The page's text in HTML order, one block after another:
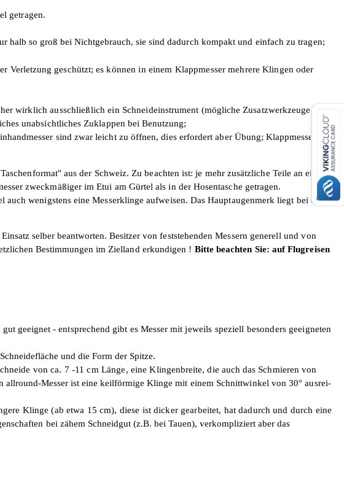
getragen.
halb so groß bei Nichtgebrauch, sie sind da­durch kompakt und einfach zu tragen;
Verletzung geschützt;es können in einem Klappmesser mehrereKlingen oder
wirklich ausschließlich ein Schneide­instrument (mögliche Zusatzwerkzeuge
unabsichtliches Zuklappen beiBenutzung;
sind zwar leicht zu öffnen, dies erfordert aber Übung;Klappmesser sind
aus der Schweiz. Zu beachten ist: je mehr zusätzliche Teile an einem
zweckmäßiger im Etui am Gürtel als in der Hosentasche getragen.
auch wenigstens eine Messerklinge aufweisen. Das Hauptaugenmerk liegt bei diesen
Einsatz selber beantworten. Besitzer von feststehenden Messern gene­rell und von
Bestimmungen im Ziel­land erkun­digen ! Bitte beachten Sie: auf Flugreisen
gut geeignet - entsprechend gibt es Messer mitjeweils speziell besonders geeigneten
und die Form der Spitze.
von ca. 7 -11 cm Länge, eineKlingenbreite, die auch das Schmieren von
allround-Messer ist eine keilförmige Klingemit einem Schnittwinkel von 30° ausrei­
Klinge (ab etwa 15 cm), diese ist dicker gearbeitet, hat dadurch und durch eine
bei zähem Schneidgut (z.B. bei Tauen), verkompliziert aber das